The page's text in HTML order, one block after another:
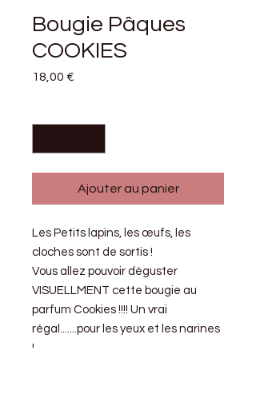
Bougie Pâques
COOKIES
18,00 €
Ajouter au panier
Les Petits lapins, les œufs, les
cloches sont de sortis !
Vous allez pouvoir déguster
VISUELLMENT cette bougie au
parfum Cookies !!!! Un vrai
régal.......pour les yeux et les narines
!